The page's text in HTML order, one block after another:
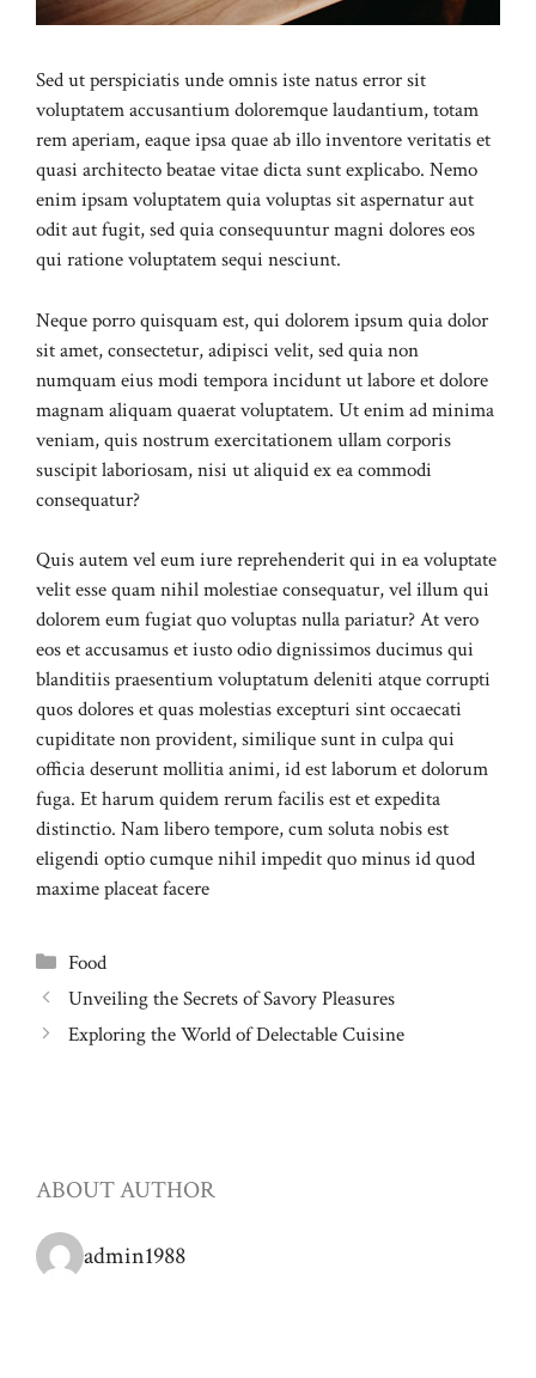
Sed ut perspiciatis unde omnis iste natus error sit
voluptatem accusantium doloremque laudantium, totam
rem aperiam, eaque ipsa quae ab illo inventore veritatis et
quasi architecto beatae vitae dicta sunt explicabo. Nemo
enim ipsam voluptatem quia voluptas sit aspernatur aut
odit aut fugit, sed quia consequuntur magni dolores eos
qui ratione voluptatem sequi nesciunt.
Neque porro quisquam est, qui dolorem ipsum quia dolor
sit amet, consectetur, adipisci velit, sed quia non
numquam eius modi tempora incidunt ut labore et dolore
magnam aliquam quaerat voluptatem. Ut enim ad minima
veniam, quis nostrum exercitationem ullam corporis
suscipit laboriosam, nisi ut aliquid ex ea commodi
consequatur?
Quis autem vel eum iure reprehenderit qui in ea voluptate
velit esse quam nihil molestiae consequatur, vel illum qui
dolorem eum fugiat quo voluptas nulla pariatur? At vero
eos et accusamus et iusto odio dignissimos ducimus qui
blanditiis praesentium voluptatum deleniti atque corrupti
quos dolores et quas molestias excepturi sint occaecati
cupiditate non provident, similique sunt in culpa qui
officia deserunt mollitia animi, id est laborum et dolorum
fuga. Et harum quidem rerum facilis est et expedita
distinctio. Nam libero tempore, cum soluta nobis est
eligendi optio cumque nihil impedit quo minus id quod
maxime placeat facere
Categories
Food
Unveiling the Secrets of Savory Pleasures
Exploring the World of Delectable Cuisine
ABOUT AUTHOR
admin1988